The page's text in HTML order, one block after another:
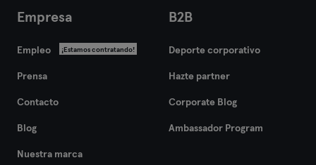
Empresa
Empleo ¡Estamos contratando!
Prensa
Contacto
Blog
Nuestra marca
B2B
Deporte corporativo
Hazte partner
Corporate Blog
Ambassador Program